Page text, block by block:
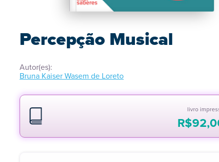
Percepção Musical
Autor(es):
Bruna Kaiser Wasem de Loreto
livro
R$